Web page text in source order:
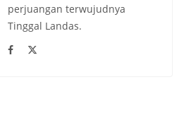
perjuangan terwujudnya
Tinggal Landas.